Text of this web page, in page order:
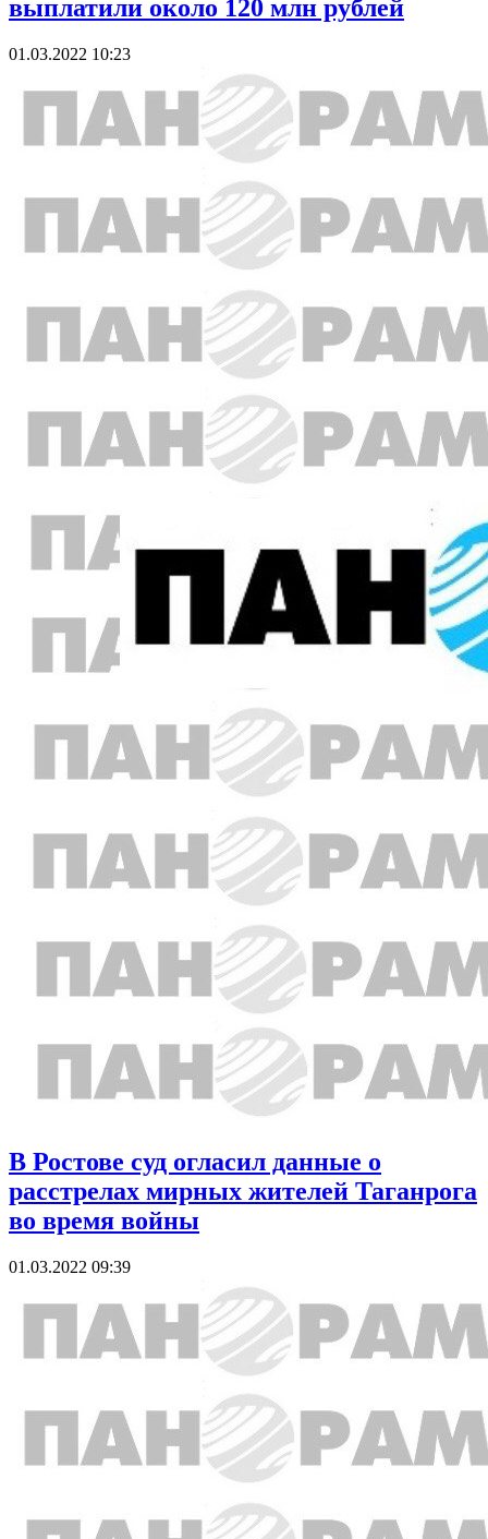
выплатили около 120 млн рублей
01.03.2022 10:23
В Ростове суд огласил данные о
расстрелах мирных жителей Таганрога
во время войны
01.03.2022 09:39